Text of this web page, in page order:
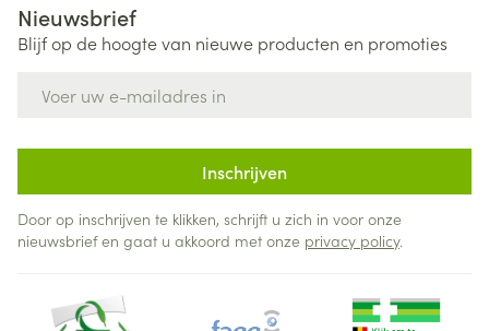
Nieuwsbrief
Blijf op de hoogte van nieuwe producten en promoties
Inschrijven
Door op inschrijven te klikken, schrijft u zich in voor onze
nieuwsbrief en gaat u akkoord met onze privacy policy.